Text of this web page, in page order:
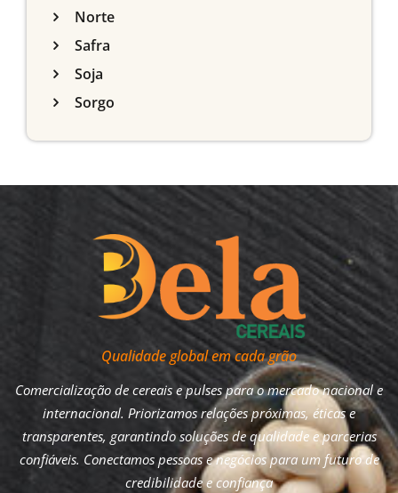
Norte
Safra
Soja
Sorgo
Qualidade global em cada grão
Comercialização de cereais e pulses para o mercado nacional e
internacional. Priorizamos relações próximas, éticas e
transparentes, garantindo soluções de qualidade e parcerias
confiáveis. Conectamos pessoas e negócios para um futuro de
credibilidade e confiança